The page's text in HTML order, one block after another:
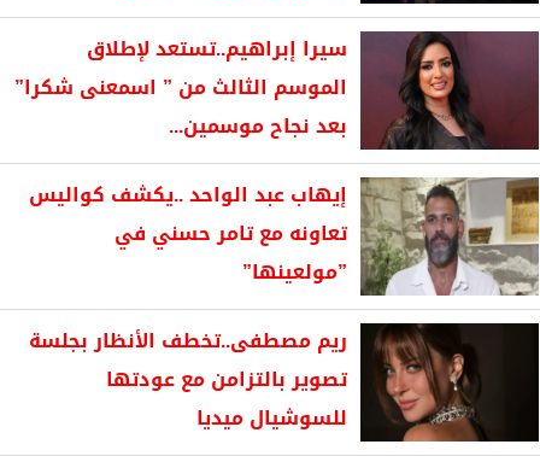
سيرا إبراهيم..تستعد لإطلاق
الموسم الثالث من ” اسمعنى شكرا”
بعد نجاح موسمين...
إيهاب عبد الواحد ..يكشف كواليس
تعاونه مع تامر حسني في
”مولعينها”
ريم مصطفى..تخطف الأنظار بجلسة
تصوير بالتزامن مع عودتها
للسوشيال ميديا